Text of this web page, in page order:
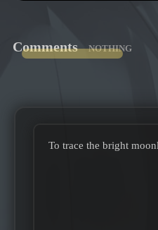
Comments NOTHING
To trace the bright